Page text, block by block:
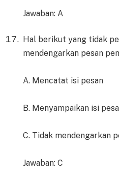
Jawaban: A
Hal berikut yang tidak
mendengarkan pesan
A. Mencatat isi pesan
B. Menyampaikan isi
C. Tidak mendengarkan
Jawaban: C